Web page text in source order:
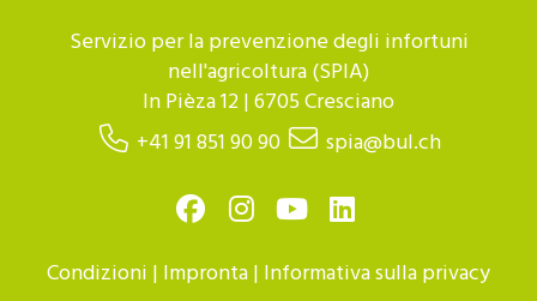
Servizio per la prevenzione degli infortuni
nell'agricoltura (SPIA)
In Pièza 12 | 6705 Cresciano
+41 91 851 90 90
spia@bul.ch
Condizioni | Impronta| Informativa sulla privacy